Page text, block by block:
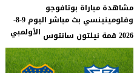
مشاهدة مباراة بوتافوجو
وفلومينينسي بث مباشر اليوم 9-8-
2026 قمة نيلتون سانتوس
الأولمبي